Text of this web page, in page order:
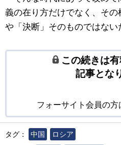
義の在り方だけでなく、その
や「決断」そのものではない
この続きは
記事とな
フォーサイト会員の方
タグ： 中国
ロシア